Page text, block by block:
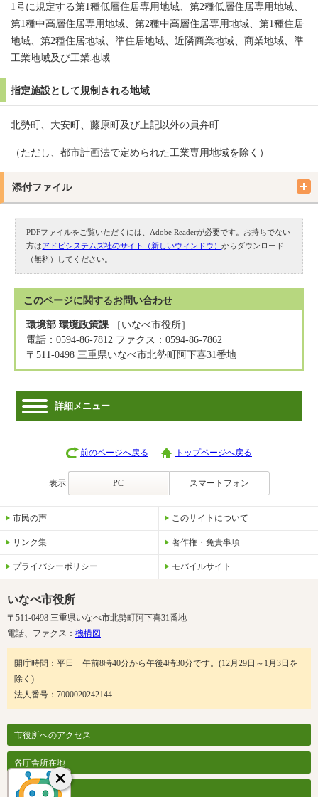
1号に規定する第1種低層住居専用地域、第2種低層住居専用地域、
第1種中高層住居専用地域、第2種中高層住居専用地域、第1種住居
地域、第2種住居地域、準住居地域、近隣商業地域、商業地域、準
工業地域及び工業地域
指定施設として規制される地域
北勢町、大安町、藤原町及び上記以外の員弁町
（ただし、都市計画法で定められた工業専用地域を除く）
添付ファイル
PDFファイルをご覧いただくには、Adobe Readerが必要です。お持ちでない
方はアドビシステムズ社のサイト（新しいウィンドウ）からダウンロード
（無料）してください。
このページに関するお問い合わせ
環境部 環境政策課 ［いなべ市役所］
電話：0594-86-7812 ファクス：0594-86-7862
〒511-0498 三重県いなべ市北勢町阿下喜31番地
詳細メニュー
前のページへ戻る トップページへ戻る
表示 PC スマートフォン
市民の声 このサイトについて
リンク集 著作権・免責事項
プライバシーポリシー モバイルサイト
いなべ市役所
〒511-0498 三重県いなべ市北勢町阿下喜31番地
電話、ファクス： 機構図
開庁時間：平日 午前8時40分から午後4時30分です。(12月29日～1月3日を
除く)
法人番号：7000020242144
市役所へのアクセス
各庁舎所在地
各課案内